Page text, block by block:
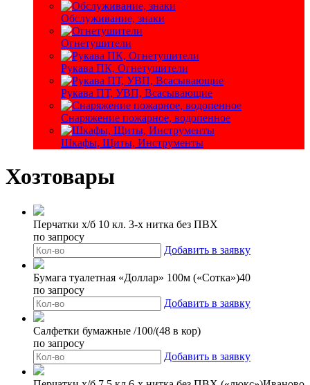
Обслуживание, знаки
Огнетушители
Рукава ПК, Огнетушители
Рукава ПТ, УВП, Всасывающие
Снаряжение пожарное, водопенное
Шкафы, Щиты, Инструменты
Хозтовары
Перчатки х/б 10 кл. 3-х нитка без ПВХ
по запросу
Добавить в заявку
Бумага туалетная «Доллар» 100м («Сотка»)40
по запросу
Добавить в заявку
Салфетки бумажные /100/(48 в кор)
по запросу
Добавить в заявку